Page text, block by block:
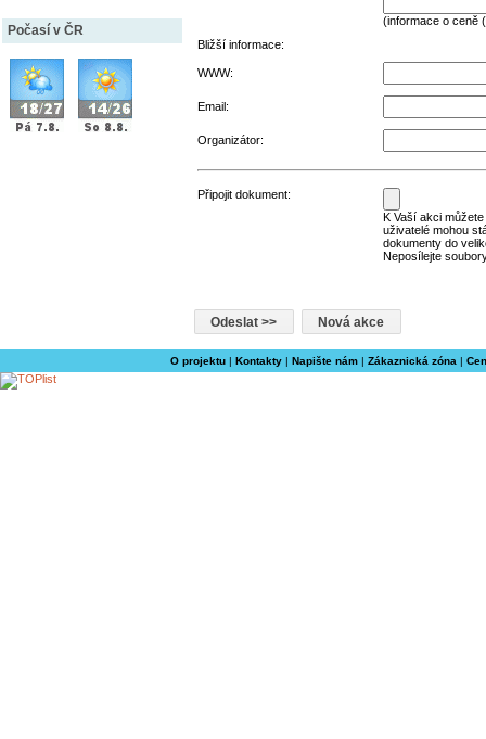
Počasí v ČR
(informace o ceně
Bližší informace:
WWW:
Email:
Organizátor:
Připojit dokument:
K Vaší akci
uživatelé mohou
dokumenty do
Neposílejte
O projektu| Kontakty| Napište nám| Zákaznická zóna |